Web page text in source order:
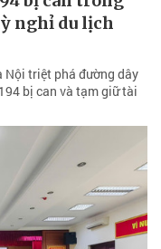
nghỉ du lịch
Nội triệt phá đường dây
bị can và tạm giữ tài